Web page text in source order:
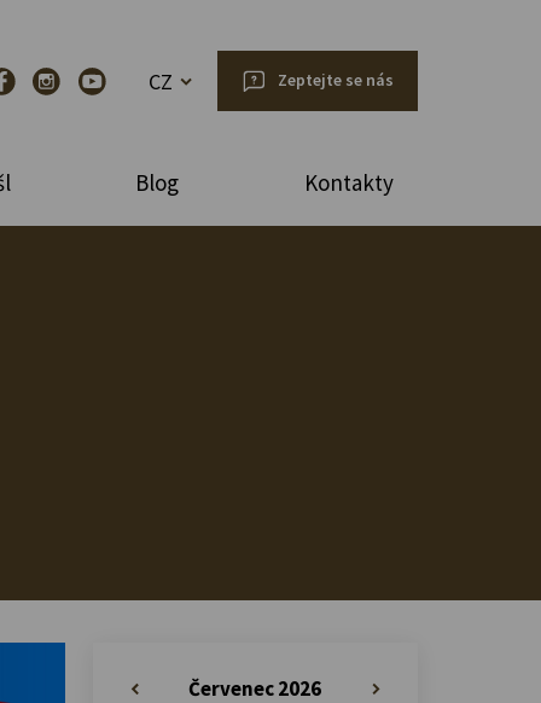
CZ Zeptejte se nás
Blog Kontakty
Červenec 2026
»